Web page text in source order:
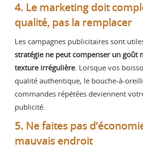
4. Le marketing doit
qualité, pas la remplacer
Les campagnes publicitaires sont
stratégie ne peut compenser un goût
texture irrégulière. Lorsque vos
qualité authentique, le bouche-à-
commandes répétées deviennent
publicité.
5. Ne faites pas
mauvais endroit